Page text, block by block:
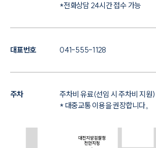
*전화상담 24시간 접수 가능
대표번호 041-555-1128
주차
주차비 유료(선임 시 주차비 지원)
* 대중교통 이용을 권장합니다。